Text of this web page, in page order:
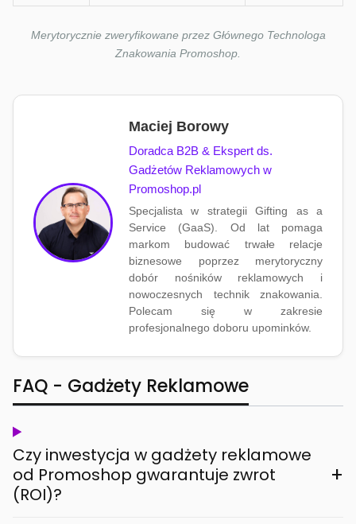
Merytorycznie zweryfikowane przez Głównego Technologa
Znakowania Promoshop.
Maciej Borowy
Doradca B2B & Ekspert ds.
Gadżetów Reklamowych w
Promoshop.pl
Specjalista w strategii Gifting as a
Service (GaaS). Od lat pomaga
markom budować trwałe relacje
biznesowe poprzez merytoryczny
dobór nośników reklamowych i
nowoczesnych technik znakowania.
Polecam się w zakresie
profesjonalnego doboru upominków.
FAQ - Gadżety Reklamowe
Czy inwestycja w gadżety reklamowe
od Promoshop gwarantuje zwrot
(ROI)?
+